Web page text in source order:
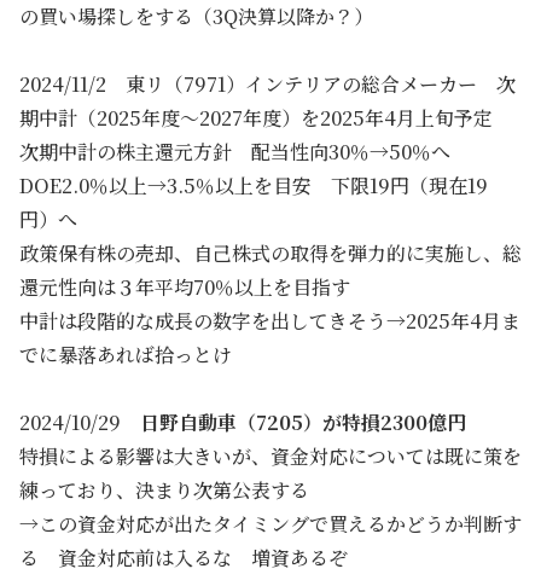
の買い場探しをする（3Q決算以降か？）
2024/11/2 東リ（7971）インテリアの総合メーカー 次
期中計（2025年度～2027年度）を2025年4月上旬予定
次期中計の株主還元方針 配当性向30％→50％へ
DOE2.0％以上→3.5％以上を目安 下限19円（現在19
円）へ
政策保有株の売却、自己株式の取得を弾力的に実施し、総
還元性向は３年平均70％以上を目指す
中計は段階的な成長の数字を出してきそう→2025年4月ま
でに暴落あれば拾っとけ
2024/10/29
日野自動車（7205）が特損2300億円
特損による影響は大きいが、資金対応については既に策を
練っており、決まり次第公表する
→この資金対応が出たタイミングで買えるかどうか判断す
る 資金対応前は入るな 増資あるぞ